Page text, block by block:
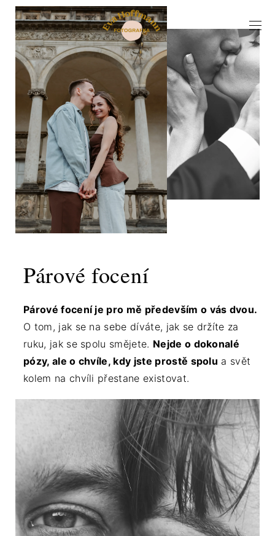
Párové focení
Párové focení je pro mě především o vás dvou.
O tom, jak se na sebe díváte, jak se držíte za
ruku, jak se spolu smějete. Nejde o dokonalé
pózy, ale o chvíle, kdy jste prostě spolu a svět
kolem na chvíli přestane existovat.